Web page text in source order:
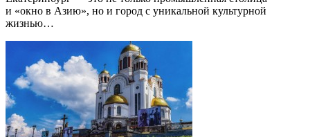
и «окно в Азию», но и город с уникальной культурной
жизнью…